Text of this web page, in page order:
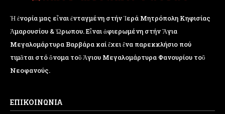
Ἡ ἐνορία μας εἶναι ἐνταγμένη στήν Ἱερά Μητρόπολη Κηφισίας
Ἁμαρουσίου & Ὠρωπου. Εἶναι ἀφιερωμένη στήν Ἅγια
Μεγαλομάρτυρα Βαρβάρα καί ἔχει ἕνα παρεκκλήσιο πού
τιμᾶται στό ὄνομα τοῦ Ἁγιου Μεγαλομάρτυρα Φανουρίου τοῦ
Νεοφανούς.
ΕΠΙΚΟΙΝΩΝΙΑ